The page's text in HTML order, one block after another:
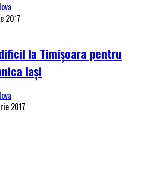
2017
la Timișoara pentru
Iași
2017